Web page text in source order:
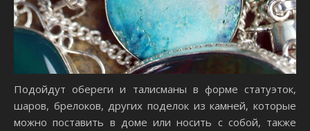
Подойдут обереги и талисманы в форме статуэток,
шаров, брелоков, других поделок из камней, которые
можно поставить в доме или носить с собой, также